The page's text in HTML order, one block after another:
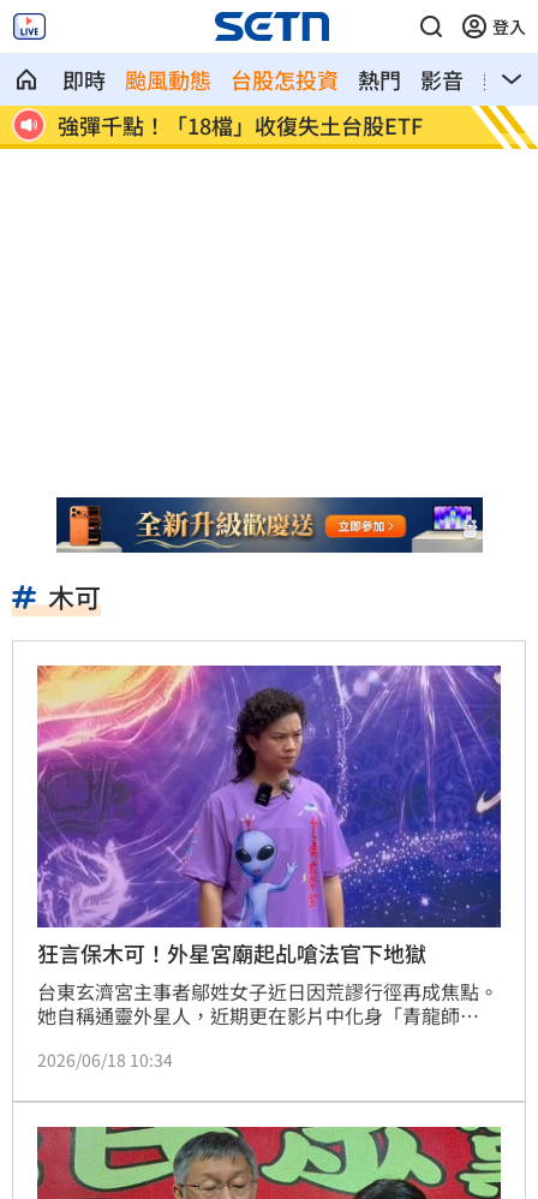
登入
即時 颱風動態 台股怎投資 熱門 影音
熱搜
7月急跌觸底 高含積這幾檔受益人激增！
白海
曝
木可
狂言保木可！外星宮廟起乩嗆法官下地獄
台東玄濟宮主事者鄔姓女子近日因荒謬行徑再成焦點。
她自稱通靈外星人，近期更在影片中化身「青龍師
害。鄔女不僅公然恐嚇檢察官與法官，更狂言絕對會保
中信徒盲目附和，宛如大型洗腦現場。此舉引發網民砲
轟，質疑其假借神明之意恐嚇司法，網友紛紛喊話內政
部應注意神棍恐嚇行為，避免政治與邪教掛勾誤導大
眾。
2026/06/18 10:34